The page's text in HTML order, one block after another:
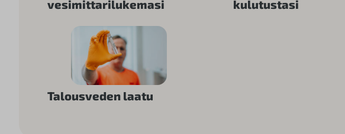
vesimittarilukemasi
kulutustasi
Talousveden laatu